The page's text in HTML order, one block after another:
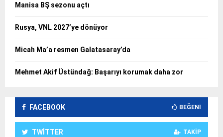
Manisa BŞ sezonu açtı
Rusya, VNL 2027’ye dönüyor
Micah Ma’a resmen Galatasaray’da
Mehmet Akif Üstündağ: Başarıyı korumak daha zor
FACEBOOK BEĞENI
TWITTER TAKIP